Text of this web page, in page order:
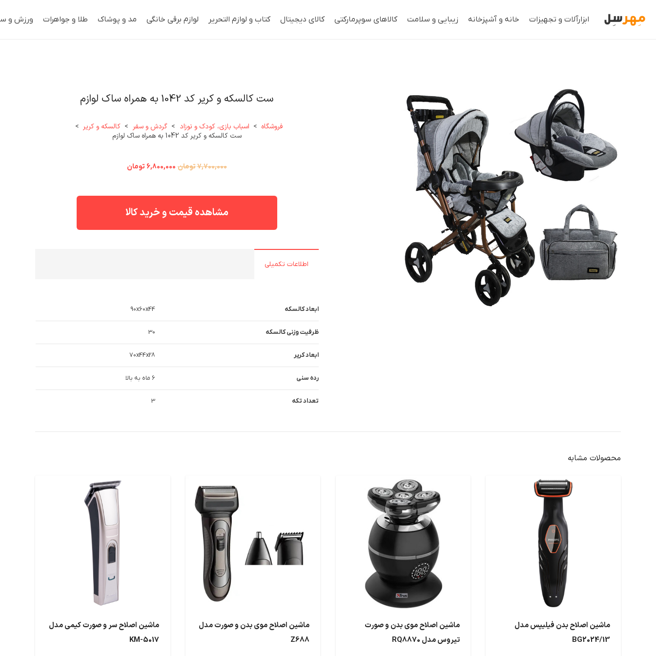
ابزارآلات و تجهیزات خانه و آشپزخانه زیبایی و سلامت کالاهای سوپرمارکتی کالای دیجیتال کتاب و لوازم التحریر لوازم برقی خانگی مد و پوشاک طلا و جواهرات ورزش و
ست کالسکه و کریر کد 1042 به همراه ساک لوازم
فروشگاه > اسباب بازی، کودک و نوزاد > گردش و سفر > کالسکه و کریر >
ست کالسکه و کریر کد 1042 به همراه ساک لوازم
7,700,000تومان قیمت
7,700,000 تومان
بود.
6,800,000 تومان
6,800,000 تومان.
مشاهده قیمت و خرید کالا
اطلاعات تکمیلی
ابعاد کالسکه 90x60x44
ظرفیت وزنی کالسکه 30
ابعاد کریر 70x44x28
رده سنی 6 ماه به بالا
تعداد تکه 3
محصولات مشابه
ماشین اصلاح بدن فیلیپس مدل
BG2024/13
ماشین اصلاح موی بدن و صورت
تیروس مدل RQ8870
ماشین اصلاح موی بدن و صورت مدل
Z688
ماشین اصلاح سر و صورت کیمی مدل
KM-5017